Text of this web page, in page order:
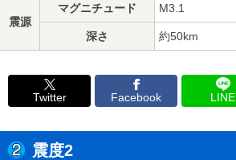
震源
マグニチュード M3.1
深さ 約50km
Twitter Facebook LINE
震度2